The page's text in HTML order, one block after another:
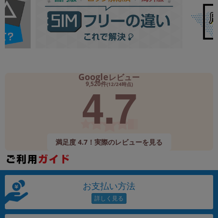
Googleレビュー
9,520件(12/24時点)
4.7
満足度 4.7！実際のレビューを見る
お支払い方法